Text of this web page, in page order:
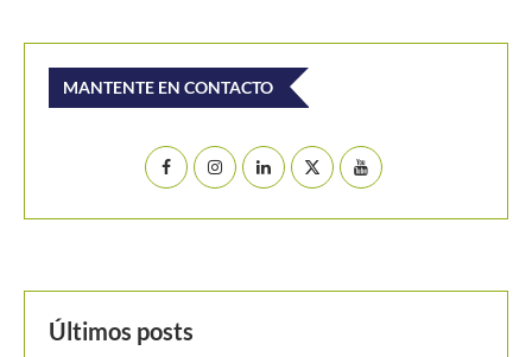
MANTENTE EN CONTACTO
Últimos posts